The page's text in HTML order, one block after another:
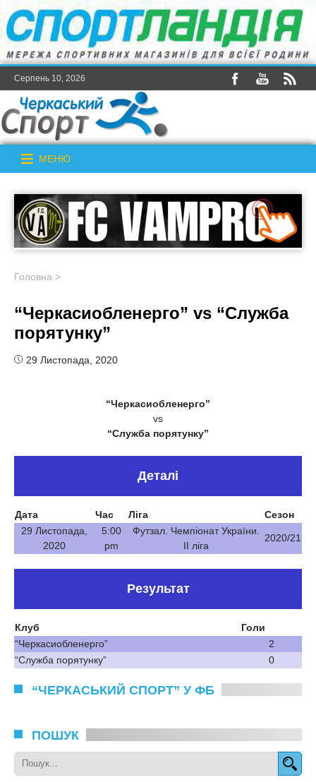
Серпень 10, 2026
МЕНЮ
Головна >
“Черкасиобленерго” vs “Служба
порятунку”
29 Листопада, 2020
“Черкасиобленерго”
vs
“Служба порятунку”
Деталі
Дата Час Ліга
Сезон
29 Листопада,
2020
5:00
pm
Футзал. Чемпіонат України.
ІІ ліга
2020/21
Результат
Клуб
Голи
“Черкасиобленерго”
2
“Служба порятунку”
0
“ЧЕРКАСЬКИЙ СПОРТ” У ФБ
ПОШУК